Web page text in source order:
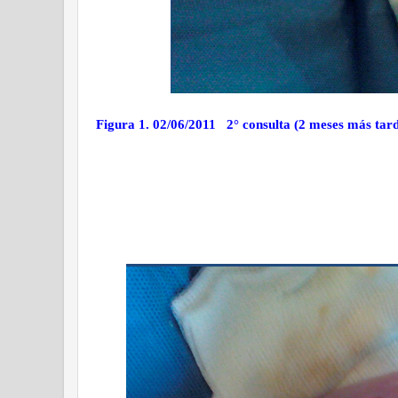
Figura 1. 02/06/2011 2° consulta (2 meses más